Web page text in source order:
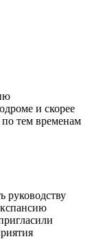
и скорее
тем временам
руководству